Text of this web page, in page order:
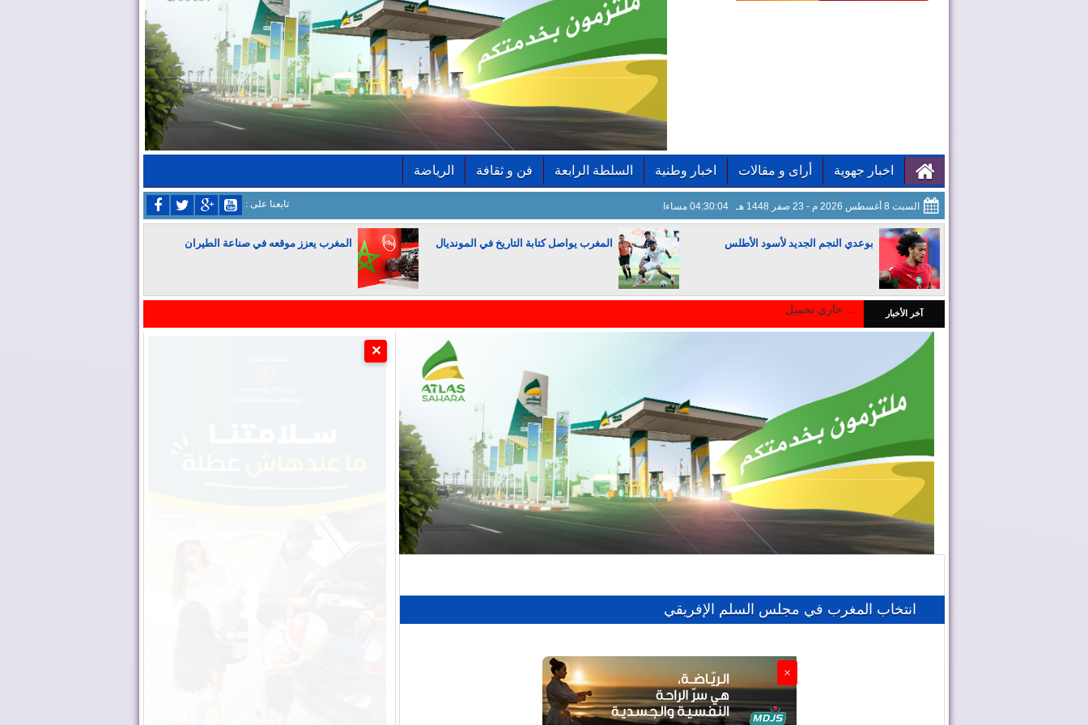
اخبار جهوية أراى و مقالات اخبار وطنية السلطة الرابعة فن و ثقافة الرياضة
السبت 8 أغسطس 2026 م - 23 صفر 1448 هـ 04:30:05 مساءا : تابعنا على
بوعدي النجم الجديد لأسود الأطلس المغرب يواصل كتابة التاريخ في المونديال المغرب يعزز موقعه في صناعة الطيران
المغرب يجذب كبار المستثمرين آخر الأخبار
انتخاب المغرب في مجلس السلم الإفريقي
×
✕